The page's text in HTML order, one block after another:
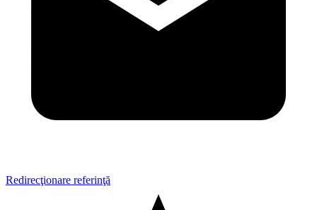
Redirecţionare referinţă